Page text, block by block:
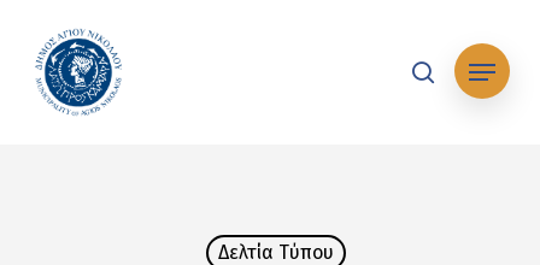
main
content
searchΜενού
Δελτία Tύπου